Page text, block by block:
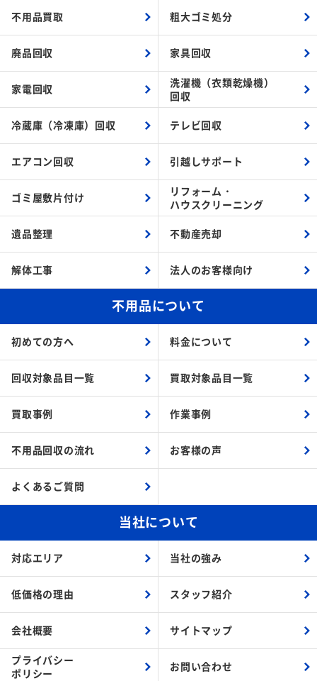
不用品買取 粗大ゴミ処分
廃品回収 家具回収
家電回収
洗濯機（衣類乾燥機）
回収
冷蔵庫（冷凍庫）回収 テレビ回収
エアコン回収 引越しサポート
ゴミ屋敷片付け
リフォーム・
ハウスクリーニング
遺品整理 不動産売却
解体工事 法人のお客様向け
不用品について
初めての方へ 料金について
回収対象品目一覧 買取対象品目一覧
買取事例 作業事例
不用品回収の流れ お客様の声
よくあるご質問
当社について
対応エリア 当社の強み
低価格の理由 スタッフ紹介
会社概要 サイトマップ
プライバシー
ポリシー
お問い合わせ